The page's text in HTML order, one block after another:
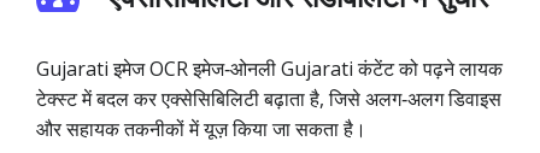
Gujarati इमेज OCR इमेज‑ओनली Gujarati कंटेंट को पढ़ने लायक
टेक्स्ट में बदल कर एक्सेसिबिलिटी बढ़ाता है, जिसे अलग‑अलग डिवाइस
और सहायक तकनीकों में यूज़ किया जा सकता है।